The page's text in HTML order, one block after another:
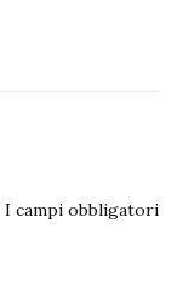
I campi obbligatori